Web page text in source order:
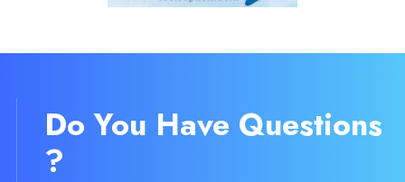
Do You Have Questions
?